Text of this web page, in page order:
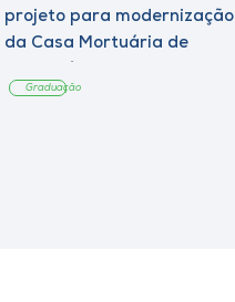
projeto para modernização
da Casa Mortuária de
Graduação